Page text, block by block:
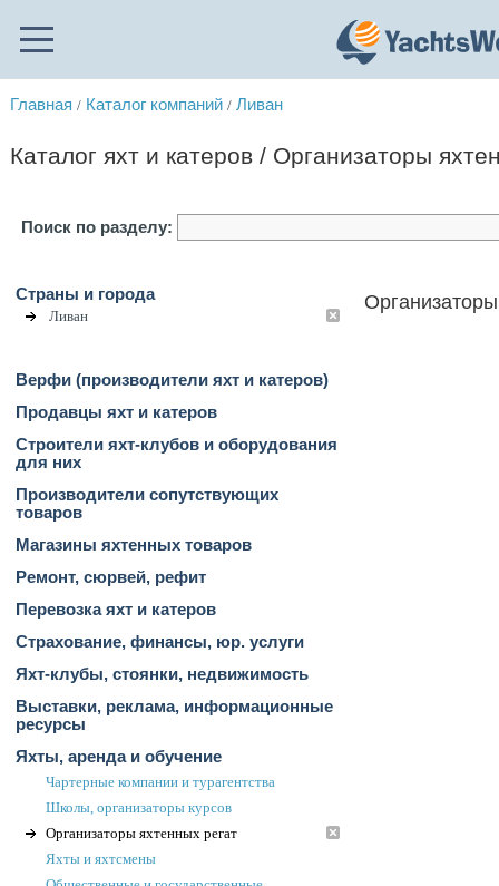
Главная / Каталог компаний / Ливан
Каталог яхт и катеров / Организаторы
Поиск по разделу:
Страны и города
Ливан
Верфи (производители яхт и катеров)
Продавцы яхт и катеров
Строители яхт-клубов и оборудования
для них
Производители сопутствующих
товаров
Магазины яхтенных товаров
Ремонт, сюрвей, рефит
Перевозка яхт и катеров
Страхование, финансы, юр. услуги
Яхт-клубы, стоянки, недвижимость
Выставки, реклама, информационные
ресурсы
Яхты, аренда и обучение
Чартерные компании и турагентства
Школы, организаторы курсов
Организаторы яхтенных регат
Яхты и яхтсмены